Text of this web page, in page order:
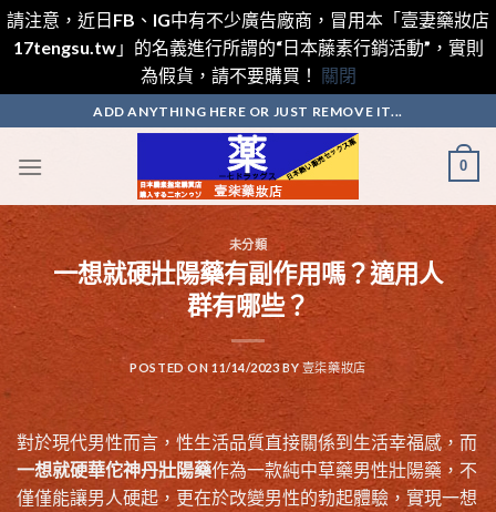
請注意，近日FB、IG中有不少廣告廠商，冒用本「壹妻藥妝店
17tengsu.tw」的名義進行所謂的“日本藤素行銷活動”，實則
為假貨，請不要購買！ 關閉
to
content
ADD ANYTHING HERE OR JUST REMOVE IT...
0
未分類
一想就硬壯陽藥有副作用嗎？適用人
群有哪些？
POSTED ON 11/14/2023BY 壹柒藥妝店
對於現代男性而言，性生活品質直接關係到生活幸福感，而
一想就硬華佗神丹壯陽藥作為一款純中草藥男性壯陽藥，不
僅僅能讓男人硬起，更在於改變男性的勃起體驗，實現一想